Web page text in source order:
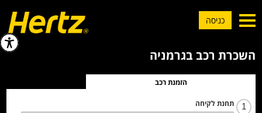
Toggle
navigation
כניסה
השכרת רכב בגרמניה
הזמנת רכב
1 תחנת לקיחה